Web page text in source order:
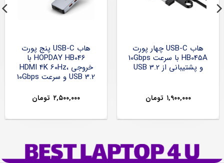
هاب USB-C چهار پورت
HB045A با سرعت 10Gbps
و پشتیبانی از USB 3.2
۱,۹۰۰,۰۰۰ تومان
هاب USB-C پنج پورت
HOPDAY HB046 با
خروجی HDMI 4K 60Hz،
USB 3.2 و سرعت 10Gbps
۲,۵۰۰,۰۰۰ تومان